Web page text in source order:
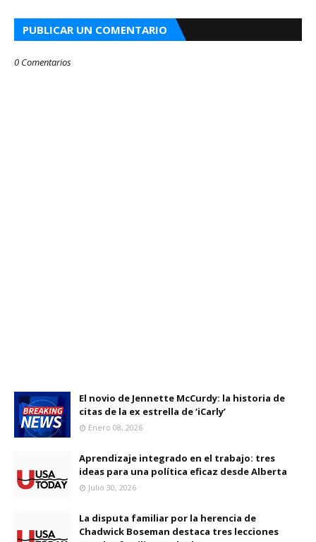
PUBLICAR UN COMENTARIO
0 Comentarios
El novio de Jennette McCurdy: la historia de
citas de la ex estrella de ‘iCarly’
Enero 08, 2026
Aprendizaje integrado en el trabajo: tres
ideas para una política eficaz desde Alberta
Julio 30, 2026
La disputa familiar por la herencia de
Chadwick Boseman destaca tres lecciones